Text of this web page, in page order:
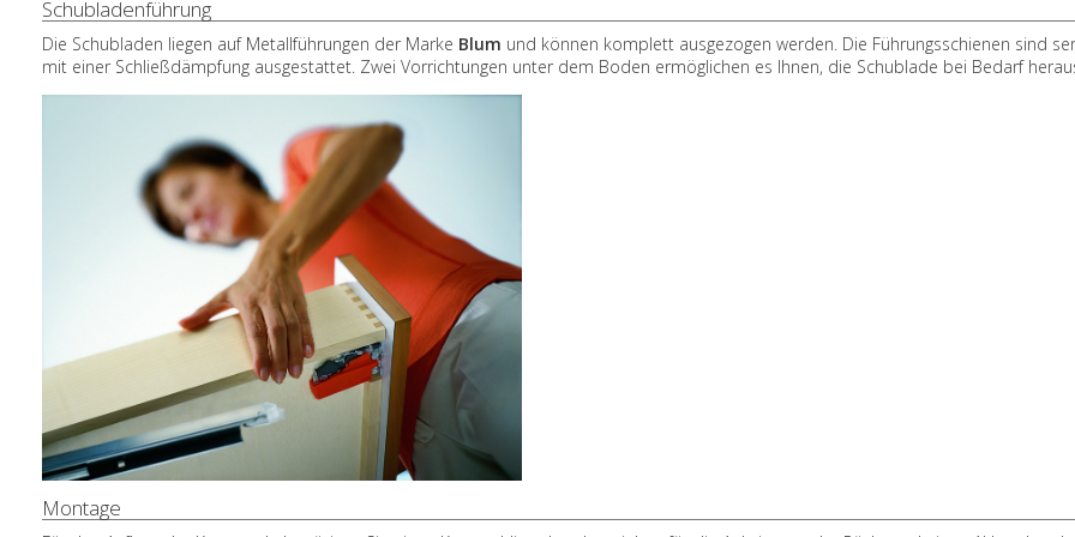
Schubladenführung
Die Schubladen liegen auf Metallführungen der Marke Blum und können komplett ausgezogen werden. Die Führungsschienen sind
mit einer Schließdämpfung ausgestattet. Zwei Vorrichtungen unter dem Boden ermöglichen es Ihnen, die Schublade bei Bedarf
Montage